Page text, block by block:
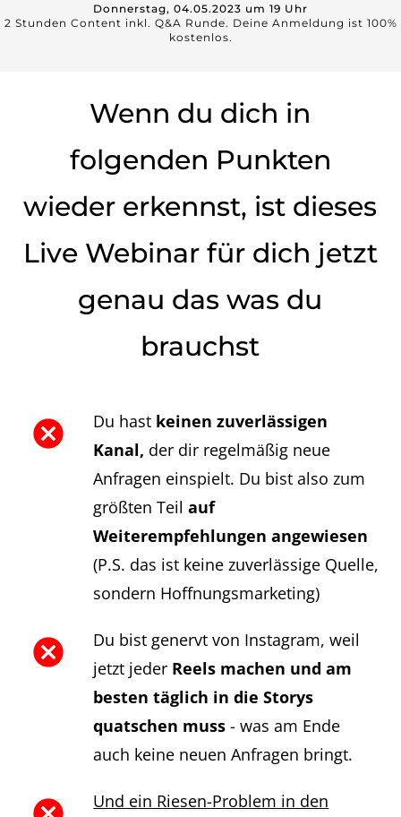
Donnerstag, 04.05.2023 um 19 Uhr
2 Stunden Content inkl. Q&A Runde. Deine Anmeldung ist 100%
kostenlos.
Wenn du dich in
folgenden Punkten
wieder erkennst, ist dieses
Live Webinar für dich jetzt
genau das was du
brauchst
Du hast keinen zuverlässigen
Kanal, der dir regelmäßig neue
Anfragen einspielt. Du bist also zum
größten Teil auf
Weiterempfehlungen angewiesen
(P.S. das ist keine zuverlässige Quelle,
sondern Hoffnungsmarketing)
Du bist genervt von Instagram, weil
jetzt jeder Reels machen und am
besten täglich in die Storys
quatschen muss - was am Ende
auch keine neuen Anfragen bringt.
Und ein Riesen-Problem in den